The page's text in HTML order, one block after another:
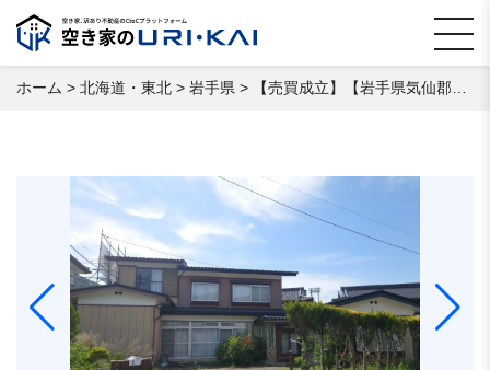
ホーム > 北海道・東北 > 岩手県 > 【売買成立】【岩⼿県気仙郡住⽥町】 空き家